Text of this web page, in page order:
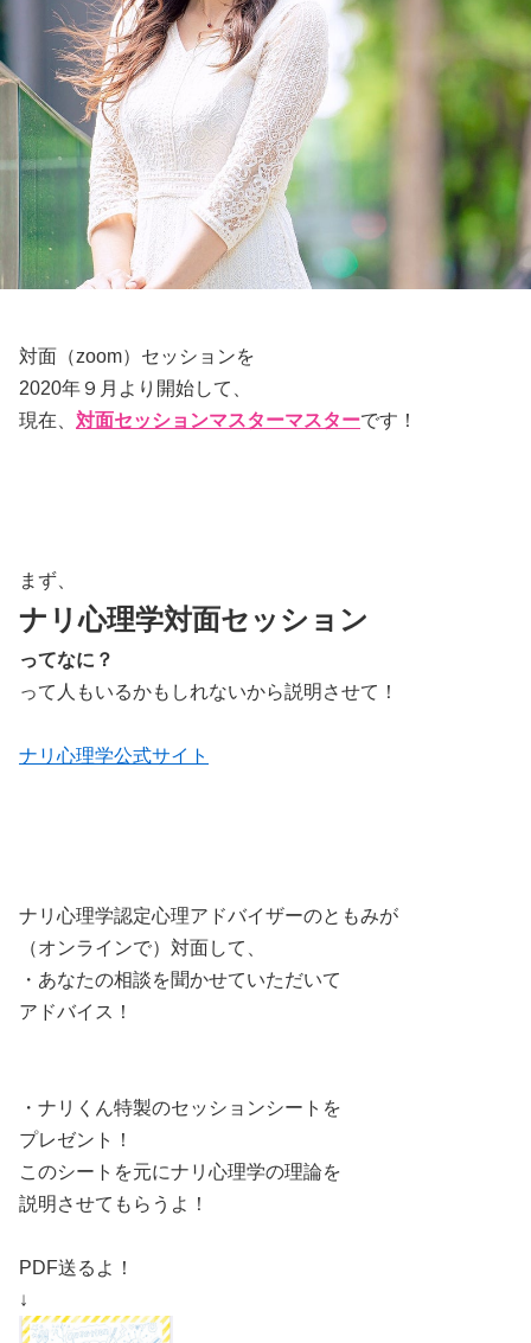
対面（zoom）セッションを
2020年９月より開始して、
現在、 対面セッションマスターマスターです！
まず、
ナリ心理学対面セッション
ってなに？
って人もいるかもしれないから説明させて！
ナリ心理学公式サイト
ナリ心理学認定心理アドバイザーのともみが
（オンラインで）対面して、
・あなたの相談を聞かせていただいて
アドバイス！
・ナリくん特製のセッションシートを
プレゼント！
このシートを元にナリ心理学の理論を
説明させてもらうよ！
PDF送るよ！
↓